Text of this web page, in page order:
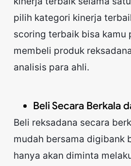
pilih kategori kinerja
scoring terbaik bisa kamu
membeli produk
analisis para ahli.
Beli Secara Berkala
Beli reksadana secara
mudah bersama digibank
hanya akan diminta